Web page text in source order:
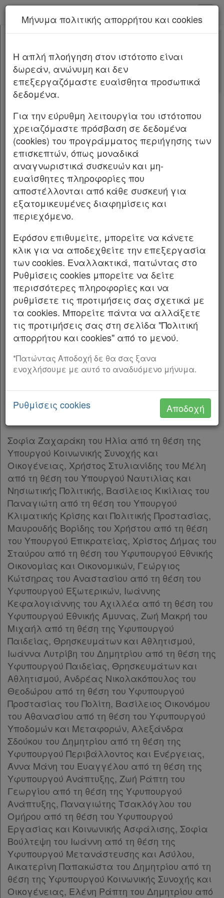
Χρήσιμα
Assistant
Νομολογία
Kodiko
Forum
Αναζήτηση
Κ.Α.Δ.
Διακρατικές
Συμφωνίες
Ελλάδας
Πληροφορίες
Εταιρεία
Επικοινωνία
Κεφαλίδα
Σώμα
Υπογραφές
Νέα υπηρεσία Kodiko Assistant.Περισσότερα
Π.Δ. 26/2025
ΠΡΟΕΔΡΙΚΟ ΔΙΑΤΑΓΜΑ ΥΠ’ ΑΡΙΘΜ.26 ΦΕΚ Α
44/15.03.2025
Αποδοχή παραίτησης Υπουργών και
Υφυπουργών.
Ο ΠΡΟΕΔΡΟΣ ΤΗΣ ΕΛΛΗΝΙΚΗΣ ΔΗΜΟΚΡΑΤΙΑΣ
Έχοντας υπόψη: 1. Τις διατάξεις: α) Tης παρ. 1
του άρθρου 37 του Συντάγματος, β) της παρ. 1
του άρθρου 10 του ν. 4622/2019 «Επιτελικό
Κράτος: οργάνωση, λειτουργία και
διαφάνεια της Κυβέρνησης, των κυβερνητικών
οργάνων και της κεντρικής δημόσιας
διοίκησης» (Α’ 133).
2. Την παραίτηση που υπέβαλαν οι:
Κωνσταντίνος Χατζηδάκης του Ιωάννη από τη
θέση του Υπουργού Εθνικής Οικονομίας και
Οικονομικών, Κυριάκος Πιερρακάκης του
Στεφάνου από τη θέση του Υπουργού
Παιδείας, Θρησκευμάτων και Αθλητισμού,
Χρήστος Σταϊκούρας του Κωνσταντίνου από τη
θέση του Υπουργού Υποδομών και Μεταφορών,
Θεόδωρος Σκυλακάκης του Στεφάνου από τη
Ενέργειας, Νικόλαος Παναγιωτόπουλος του
Ιωάννη από τη θέση του Υπουργού
Σοφία Ζαχαράκη του Ηλία από τη θέση της
Υπουργού Κοινωνικής Συνοχής και
Οικογένειας, Χρήστος Στυλιανίδης του Μέλη
από τη θέση του Υπουργού Ναυτιλίας και
Νησιωτικής Πολιτικής, Βασίλειος Κικίλιας του
Παναγιώτη από τη θέση του Υπουργού
Κλιματικής Κρίσης και Πολιτικής Προστασίας,
Μαυρουδής Βορίδης του Χρήστου από τη θέση
του Υπουργού Επικρατείας, Χρίστος Δήμας του
Σταύρου από τη θέση του Υφυπουργού Εθνικής
Οικονομίας και Οικονομικών, Γεώργιος
Κώτσηρας του Αναστασίου από τη θέση του
Υφυπουργού Εξωτερικών, Ιωάννης
Κεφαλογιάννης του Αχιλλέα από τη θέση του
Υφυπουργού Εθνικής Άμυνας, Ζωή Μακρή του
Μιχαήλ από τη θέση της Υφυπουργού
Παιδείας, Θρησκευμάτων και Αθλητισμού,
Ιωάννα Λυτρίβη του Δημητρίου από τη θέση της
Υφυπουργού Παιδείας, Θρησκευμάτων και
Αθλητισμού, Ανδρέας Νικολακόπουλος του
Θεοδώρου από τη θέση του Υφυπουργού
Προστασίας του Πολίτη, Βασίλειος Οικονόμου
του Αθανασίου από τη θέση του Υφυπουργού
Υποδομών και Μεταφορών, Αλεξάνδρα
Σδούκου του Δημητρίου από τη θέση της
Υφυπουργού Περιβάλλοντος και Ενέργειας,
Άννα Μάνη του Ευαγγέλου από τη θέση της
Υφυπουργού Ανάπτυξης, Ζωή Ράπτη του
Γεωργίου από τη θέση της Υφυπουργού
Ανάπτυξης, Παναγιώτης Τσακλόγλου του
Ομήρου από τη θέση του Υφυπουργού
Εργασίας και Κοινωνικής Ασφάλισης, Σοφία
Βούλτεψη του Ιωάννη από τη θέση της
Υφυπουργού Μετανάστευσης και Ασύλου,
Αικατερίνη Παπακώστα του Δημητρίου από τη
θέση της Υφυπουργού Κοινωνικής Συνοχής και
Οικογένειας, Ελένη Ράπτη του Δημητρίου από
Μήνυμα πολιτικής απορρήτου και cookies
H απλή πλοήγηση στον ιστότοπο είναι
δωρεάν, ανώνυμη και δεν
επεξεργαζόμαστε ευαίσθητα προσωπικά
δεδομένα.
Για την εύρυθμη λειτουργία του ιστότοπου
χρειαζόμαστε πρόσβαση σε δεδομένα
(cookies) του προγράμματος περιήγησης των
επισκεπτών, όπως μοναδικά
αναγνωριστικά συσκευών και μη-
ευαίσθητες πληροφορίες που
αποστέλλονται από κάθε συσκευή για
εξατομικευμένες διαφημίσεις και
περιεχόμενο.
Εφόσον επιθυμείτε, μπορείτε να κάνετε
κλικ για να αποδεχθείτε την επεξεργασία
των cookies. Εναλλακτικά, πατώντας στο
Ρυθμίσεις cookies μπορείτε να δείτε
περισσότερες πληροφορίες και να
ρυθμίσετε τις προτιμήσεις σας σχετικά με
τα cookies. Μπορείτε πάντα να αλλάξετε
τις προτιμήσεις σας στη σελίδα "Πολιτική
απορρήτου και cookies" από το μενού.
*Πατώντας Αποδοχή δε θα σας ξανα
ενοχλήσουμε με αυτό το αναδυόμενο μήνυμα.
Ρυθμίσεις cookies Αποδοχή